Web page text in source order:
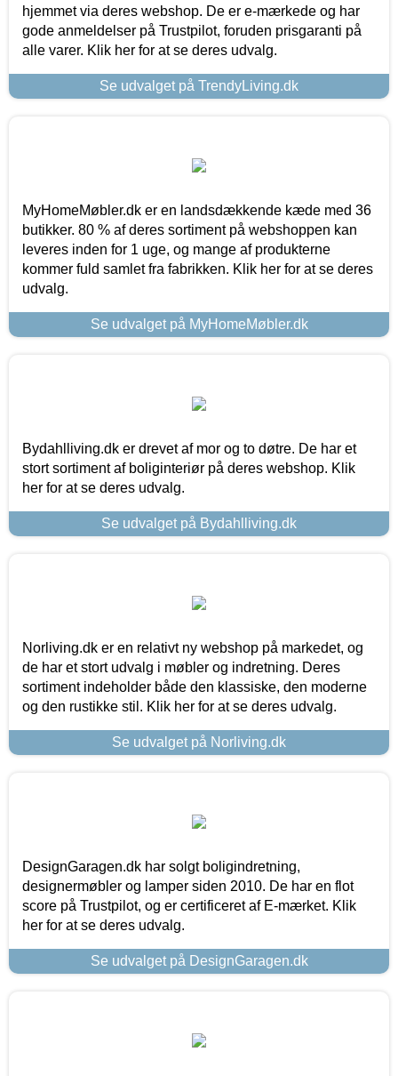
hjemmet via deres webshop. De er e-mærkede og har
gode anmeldelser på Trustpilot, foruden prisgaranti på
alle varer. Klik her for at se deres udvalg.
Se udvalget på TrendyLiving.dk
MyHomeMøbler.dk er en landsdækkende kæde med 36
butikker. 80 % af deres sortiment på webshoppen kan
leveres inden for 1 uge, og mange af produkterne
kommer fuld samlet fra fabrikken. Klik her for at se deres
udvalg.
Se udvalget på MyHomeMøbler.dk
Bydahlliving.dk er drevet af mor og to døtre. De har et
stort sortiment af boliginteriør på deres webshop. Klik
her for at se deres udvalg.
Se udvalget på Bydahlliving.dk
Norliving.dk er en relativt ny webshop på markedet, og
de har et stort udvalg i møbler og indretning. Deres
sortiment indeholder både den klassiske, den moderne
og den rustikke stil. Klik her for at se deres udvalg.
Se udvalget på Norliving.dk
DesignGaragen.dk har solgt boligindretning,
designermøbler og lamper siden 2010. De har en flot
score på Trustpilot, og er certificeret af E-mærket. Klik
her for at se deres udvalg.
Se udvalget på DesignGaragen.dk